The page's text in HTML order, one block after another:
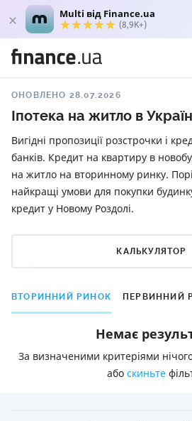
Multi від Finance.ua
(8,9K+)
ОНОВЛЕНО 28.07.2026
Іпотека на житло в
Вигідні пропозиції розстрочки і
банків. Кредит на квартиру в
на житло на вторинному ринку.
найкращі умови для покупки
кредит у Новому Роздолі.
КАЛЬКУЛЯТОР
ВТОРИННИЙ РИНОК ПЕРВИННИЙ
Немає
За визначеними критеріями
або скиньте